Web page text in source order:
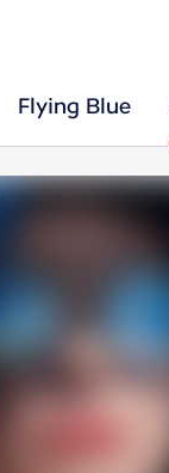
Flying Blue